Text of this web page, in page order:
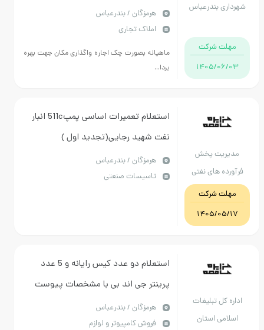
شهرداری بندرعباس
مهلت شرکت
1405/06/03
هرمزگان / بندرعباس
املاک تجاری
ماهیانه بصورت چک اجاره واگذاری مکان جهت بهره
بردا...
مدیریت پخش
فرآورده های نفتی
منطقه هرمزگان
مهلت شرکت
1405/05/17
استعلام تعمیرات اساسی پمپ511c انبار
نفت شهید رجایی(تجدید اول )
هرمزگان / بندرعباس
تاسیسات صنعتی
اداره کل تبلیغات
اسلامی استان
استعلام دو عدد کیس رایانه و 5 عدد
پرینتر جی اند بی با مشخصات پیوست
هرمزگان / بندرعباس
فروش کامپیوتر و لوازم